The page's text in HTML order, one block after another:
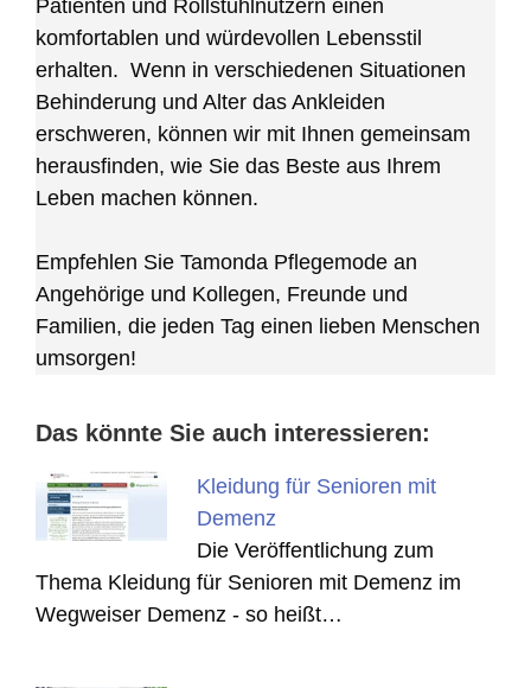
Patienten und Rollstuhlnutzern einen
komfortablen und würdevollen Lebensstil
erhalten. Wenn in verschiedenen Situationen
Behinderung und Alter das Ankleiden
erschweren, können wir mit Ihnen gemeinsam
herausfinden, wie Sie das Beste aus Ihrem
Leben machen können.
Empfehlen Sie Tamonda Pflegemode an
Angehörige und Kollegen, Freunde und
Familien, die jeden Tag einen lieben Menschen
umsorgen!
Das könnte Sie auch interessieren:
Kleidung für Senioren mit
Demenz
Die Veröffentlichung zum
Thema Kleidung für Senioren mit Demenz im
Wegweiser Demenz - so heißt…